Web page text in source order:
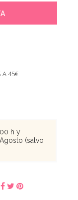
A 45€
h y
(salvo